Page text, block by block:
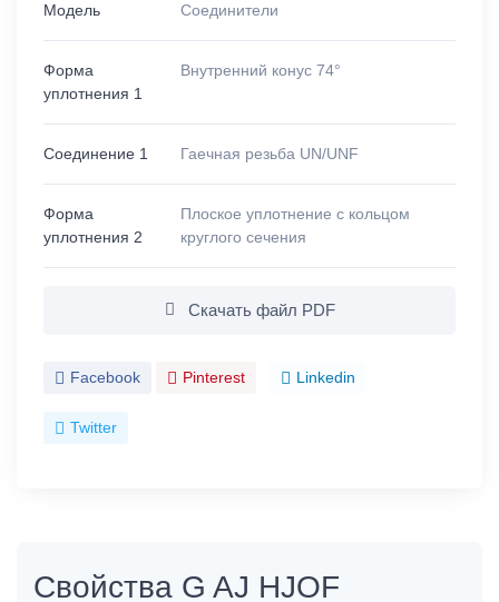
Модель Соединители
Форма
уплотнения 1
Внутренний конус 74°
Соединение 1 Гаечная резьба UN/UNF
Форма
уплотнения 2
Плоское уплотнение с кольцом
круглого сечения
Скачать файл PDF
Facebook Pinterest Linkedin
Twitter
Свойства G AJ HJOF